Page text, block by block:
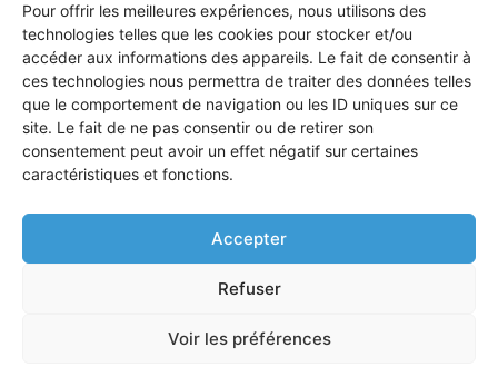
Pour offrir les meilleures expériences, nous utilisons des
technologies telles que les cookies pour stocker et/ou
accéder aux informations des appareils. Le fait de consentir à
ces technologies nous permettra de traiter des données telles
que le comportement de navigation ou les ID uniques sur ce
site. Le fait de ne pas consentir ou de retirer son
consentement peut avoir un effet négatif sur certaines
caractéristiques et fonctions.
Accepter
Refuser
Voir les préférences
GRUCHET-LE-VALASSE
LE BRÉVEDENT
LE HAVRE
LES AUTHIEUX SUR CALONNE
LILLEBONNE
LISIEUX
LIVAROT
MANNEVILLE-LA-GOUPIL
MONTIVILLIERS
OCTEVILLE SUR MER
ORBEC
OUILLY LE VICOMTE
PONT L’ÉVÊQUE
PORT JÉRÔME SUR SEINE
SAINT PIERRE EN AUGE
SAINT ROMAIN DE COLBOSC
TROUVILLE SUR MER
VALMONT VILLERS SUR MER